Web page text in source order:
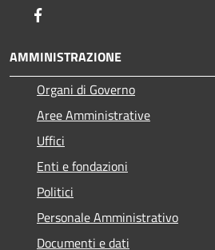
AMMINISTRAZIONE
Organi di Governo
Aree Amministrative
Uffici
Enti e fondazioni
Politici
Personale Amministrativo
Documenti e dati